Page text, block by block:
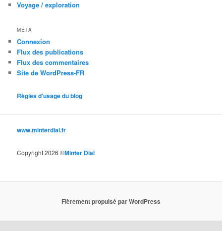
Voyage / exploration
MÉTA
Connexion
Flux des publications
Flux des commentaires
Site de WordPress-FR
Règles d'usage du blog
www.minterdial.fr
Copyright 2026 ©Minter Dial
Fièrement propulsé par WordPress